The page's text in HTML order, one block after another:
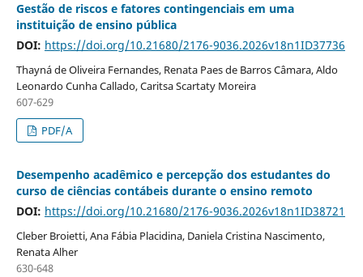
Gestão de riscos e fatores contingenciais em uma
instituição de ensino pública
DOI: https://doi.org/10.21680/2176-9036.2026v18n1ID37736
Thayná de Oliveira Fernandes, Renata Paes de Barros Câmara, Aldo
Leonardo Cunha Callado, Caritsa Scartaty Moreira
607-629
PDF/A
Desempenho acadêmico e percepção dos estudantes do
curso de ciências contábeis durante o ensino remoto
DOI: https://doi.org/10.21680/2176-9036.2026v18n1ID38721
Cleber Broietti, Ana Fábia Placidina, Daniela Cristina Nascimento,
Renata Alher
630-648